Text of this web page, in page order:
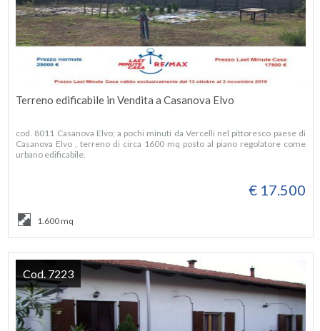
Terreno edificabile in Vendita a Casanova Elvo
cod. 8011 Casanova Elvo; a pochi minuti da Vercelli nel pittoresco paese di
Casanova Elvo , terreno di circa 1600 mq posto al piano regolatore come
urbano edificabile.
€ 17.500
1.600 mq
Cod. 7223